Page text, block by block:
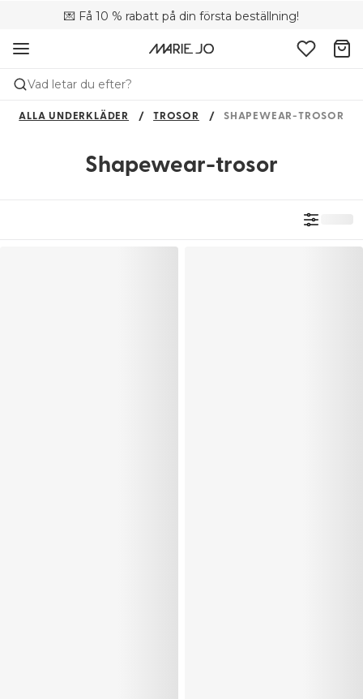
💌 Få 10 % rabatt på din första beställning!
🚚 Fri leverans vid köp över 699 SEK
📦 Kostnadsfria returer
Vad letar du efter?
ALLA UNDERKLÄDER TROSOR SHAPEWEAR-TROSOR
Shapewear-trosor